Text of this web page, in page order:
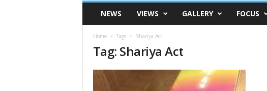
VSK
TelanganaNEWS VIEWS GALLERY FOCUS
Home Tags Shariya Act
Tag: Shariya Act